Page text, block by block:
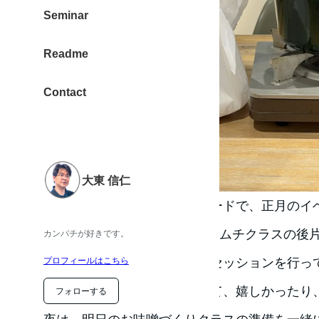
Seminar
Readme
Contact
大東 信仁
カンパチが好きです。
プロフィールはこちら
フォローする
今日は午前中は、のんびりモードで、正月の
午後から、Kitchen Beeでのキムチクラスの後
カウンセリング・セラピーのセッションを行っ
情がスタートより明るくなって、嬉しかったり